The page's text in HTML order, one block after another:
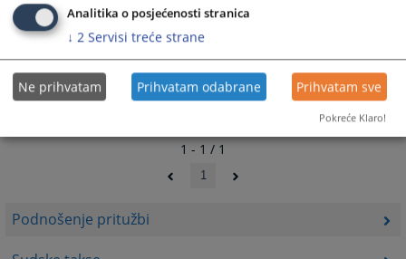
Podnošenje pritužbi
1 - 1 / 1
1
Analitika o posjećenosti stranica
↓ 2 Servisi treće strane
Ne prihvatam Prihvatam odabrane Prihvatam sve
Pokreće Klaro!